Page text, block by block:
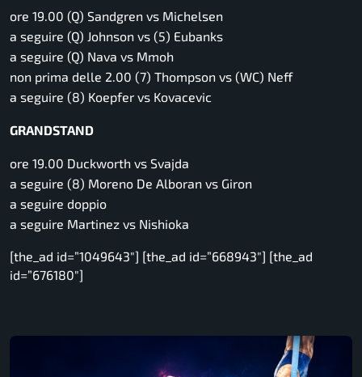
ore 19.00 (Q) Sandgren vs Michelsen
a seguire (Q) Johnson vs (5) Eubanks
a seguire (Q) Nava vs Mmoh
non prima delle 2.00 (7) Thompson vs (WC) Neff
a seguire (8) Koepfer vs Kovacevic
GRANDSTAND
ore 19.00 Duckworth vs Svajda
a seguire (8) Moreno De Alboran vs Giron
a seguire doppio
a seguire Martinez vs Nishioka
[the_ad id=”1049643″] [the_ad id=”668943″] [the_ad
id=”676180″]